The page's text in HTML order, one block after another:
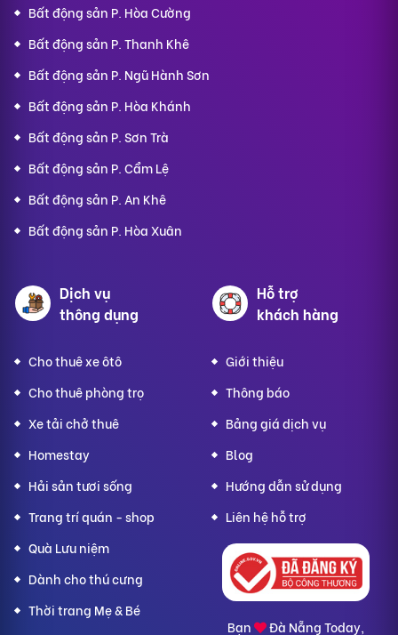
Bất động sản P. Hòa Cường
Bất động sản P. Thanh Khê
Bất động sản P. Ngũ Hành Sơn
Bất động sản P. Hòa Khánh
Bất động sản P. Sơn Trà
Bất động sản P. Cẩm Lệ
Bất động sản P. An Khê
Bất động sản P. Hòa Xuân
Dịch vụ
thông dụng
Cho thuê xe ôtô
Cho thuê phòng trọ
Xe tải chở thuê
Homestay
Hải sản tươi sống
Trang trí quán - shop
Quà Lưu niệm
Dành cho thú cưng
Thời trang Mẹ & Bé
Hỗ trợ
khách hàng
Giới thiệu
Thông báo
Bảng giá dịch vụ
Blog
Hướng dẫn sử dụng
Liên hệ hỗ trợ
Bạn Đà Nẵng Today,